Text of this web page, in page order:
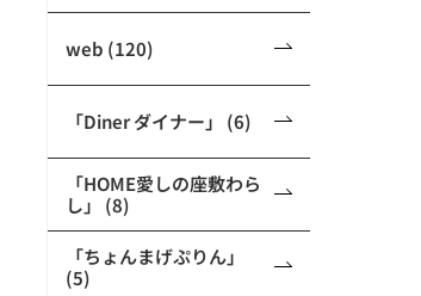
web (120)
「Diner ダイナー」 (6)
「HOME愛しの座敷わら
し」 (8)
「ちょんまげぷりん」
(5)